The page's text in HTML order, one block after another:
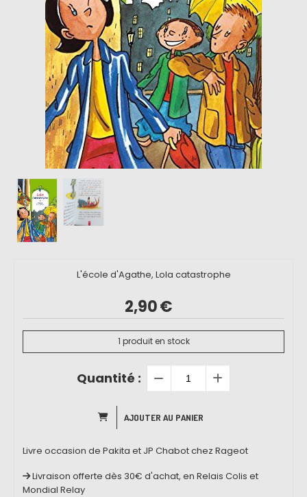
L'école d'Agathe, Lola catastrophe
2,90€
1 produit en stock
Quantité :
AJOUTER AU PANIER
Livre occasion de Pakita et JP Chabot chez Rageot
Livraison offerte dès 30€ d'achat, en Relais Colis et
Mondial Relay